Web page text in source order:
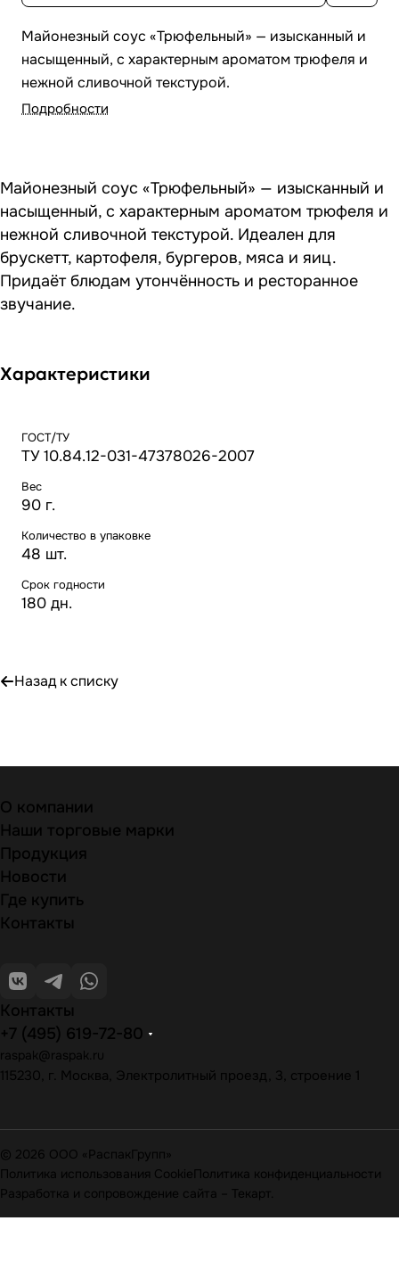
Майонезный соус «Трюфельный» — изысканный и
насыщенный, с характерным ароматом трюфеля и
нежной сливочной текстурой.
Подробности
Майонезный соус «Трюфельный» — изысканный и
насыщенный, с характерным ароматом трюфеля и
нежной сливочной текстурой. Идеален для
брускетт, картофеля, бургеров, мяса и яиц.
Придаёт блюдам утончённость и ресторанное
звучание.
Характеристики
ГОСТ/ТУ
ТУ 10.84.12-031-47378026-2007
Вес
90 г.
Количество в упаковке
48 шт.
Срок годности
180 дн.
Назад к списку
О компании
Наши торговые марки
Продукция
Новости
Где купить
Контакты
Контакты
+7 (495) 619-72-80
raspak@raspak.ru
115230, г. Москва, Электролитный проезд, 3, строение 1
© 2026 ООО «РаспакГрупп»
Политика использования CookieПолитика конфиденциальности
Разработка и сопровождение сайта
Текарт.